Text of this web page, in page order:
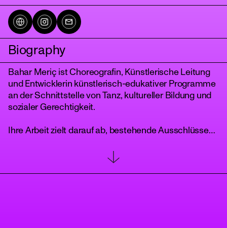
Biography
Bahar Meriç ist Choreografin, Künstlerische Leitung
und Entwicklerin künstlerisch-edukativer Programme
an der Schnittstelle von Tanz, kultureller Bildung und
sozialer Gerechtigkeit.
Ihre Arbeit zielt darauf ab, bestehende Ausschlüsse
Zugänge zu künstlerischen Räumen zu schaffen.
Sie konzipiert und leitet Programme, die künstlerische
tanz